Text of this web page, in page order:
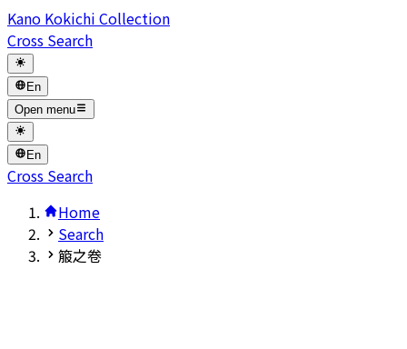
Kano Kokichi Collection
Cross Search
En
Open menu
En
Cross Search
Home
Search
箙之卷